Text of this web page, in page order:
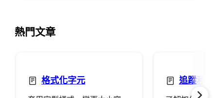
熱門文章
格式化字元 追蹤和審